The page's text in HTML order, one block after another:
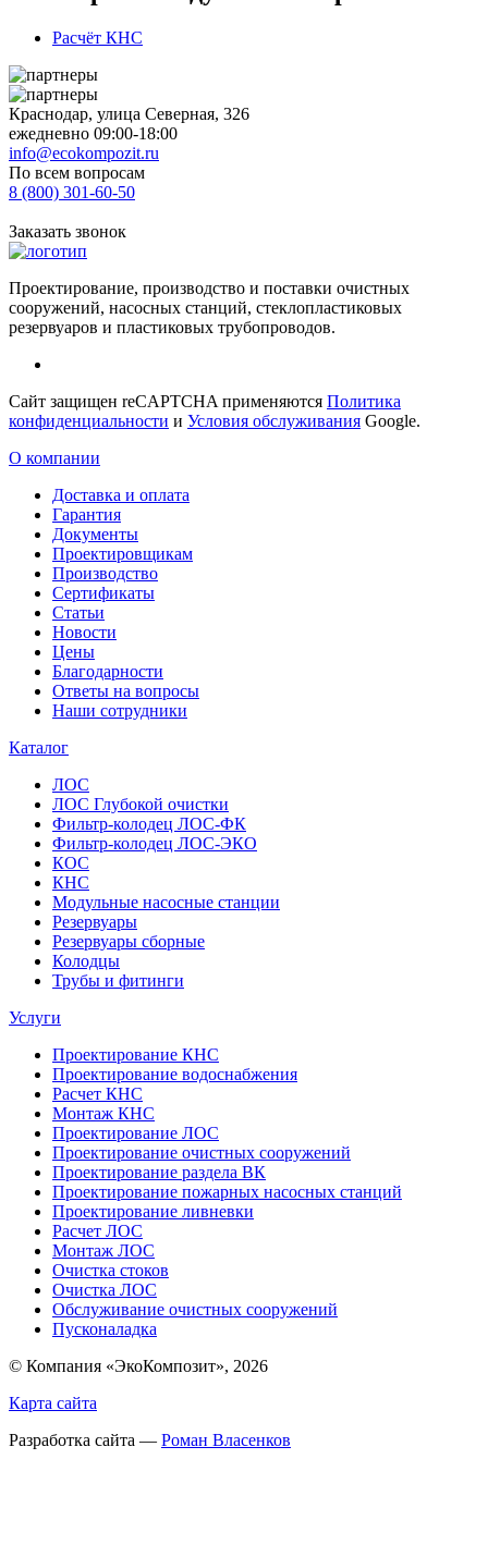
Расчёт КНС
Краснодар, улица Северная, 326
ежедневно 09:00-18:00
info@ecokompozit.ru
По всем вопросам
8 (800) 301-60-50
Заказать звонок
Проектирование, производство и поставки очистных
сооружений, насосных станций, стеклопластиковых
резервуаров и пластиковых трубопроводов.
Сайт защищен reCAPTCHA применяются Политика
конфиденциальности и Условия обслуживания Google.
О компании
Доставка и оплата
Гарантия
Документы
Проектировщикам
Производство
Сертификаты
Статьи
Новости
Цены
Благодарности
Ответы на вопросы
Наши сотрудники
Каталог
ЛОС
ЛОС Глубокой очистки
Фильтр-колодец ЛОС-ФК
Фильтр-колодец ЛОС-ЭКО
КОС
КНС
Модульные насосные станции
Резервуары
Резервуары сборные
Колодцы
Трубы и фитинги
Услуги
Проектирование КНС
Проектирование водоснабжения
Расчет КНС
Монтаж КНС
Проектирование ЛОС
Проектирование очистных сооружений
Проектирование раздела ВК
Проектирование пожарных насосных станций
Проектирование ливневки
Расчет ЛОС
Монтаж ЛОС
Очистка стоков
Очистка ЛОС
Обслуживание очистных сооружений
Пусконаладка
© Компания «ЭкоКомпозит», 2026
Карта сайта
Разработка сайта — Роман Власенков